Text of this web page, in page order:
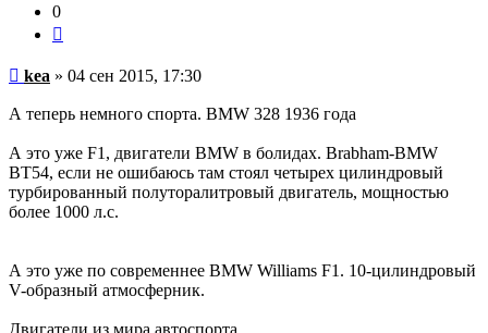
0
Непрочитанное
kea » 04 сен 2015, 17:30
А теперь немного спорта. BMW 328 1936 года
А это уже F1, двигатели BMW в болидах. Brabham-BMW
BT54, если не ошибаюсь там стоял четырех цилиндровый
турбированный полуторалитровый двигатель, мощностью
более 1000 л.с.
А это уже по современнее BMW Williams F1. 10-цилиндровый
V-образный атмосферник.
Двигатели из мира автоспорта